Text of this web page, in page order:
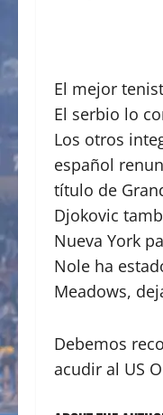
El mejor
El serbio lo
Los otros
español
título de
Djokovic
Nueva York
Nole ha
Meadows,
Debemos
acudir al US